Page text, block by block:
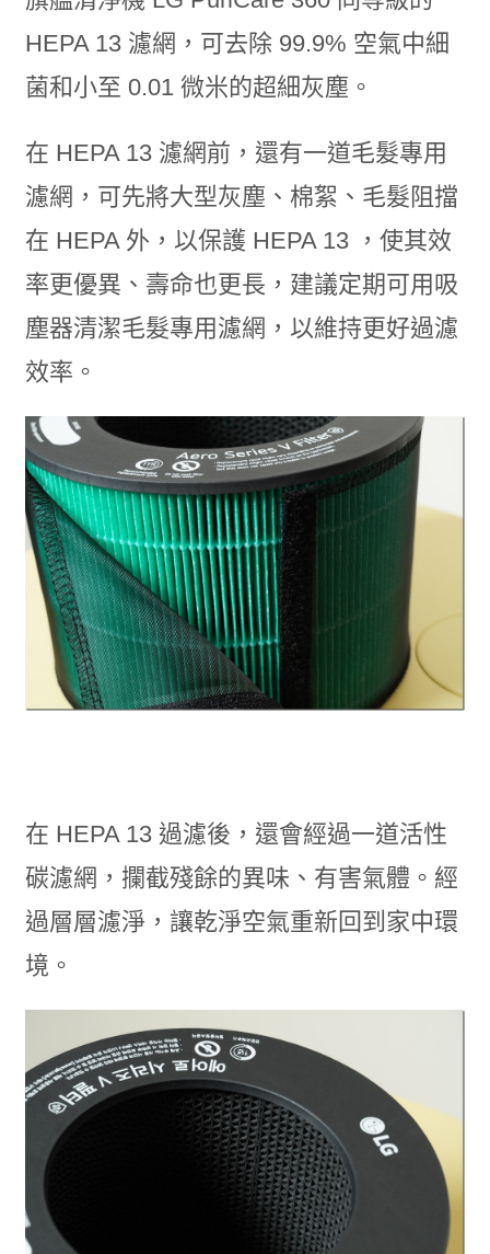
HEPA 13 濾網，可去除 99.9% 空氣中細
菌和小至 0.01 微米的超細灰塵。
在 HEPA 13 濾網前，還有一道毛髮專用
濾網，可先將大型灰塵、棉絮、毛髮阻擋
在 HEPA 外，以保護 HEPA 13 ，使其效
率更優異、壽命也更長，建議定期可用吸
塵器清潔毛髮專用濾網，以維持更好過濾
效率。
在 HEPA 13 過濾後，還會經過一道活性
碳濾網，攔截殘餘的異味、有害氣體。經
過層層濾淨，讓乾淨空氣重新回到家中環
境。